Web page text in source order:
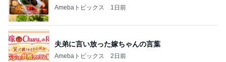
Amebaトピックス 1日前
夫弟に言い放った嫁ちゃんの言葉
Amebaトピックス 2日前